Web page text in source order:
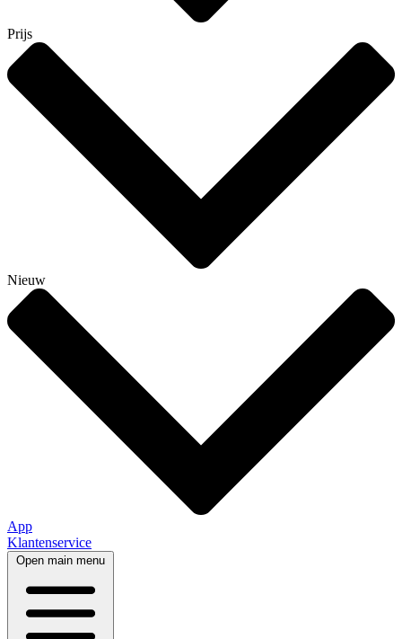
Prijs
Nieuw
App
Klantenservice
Open main menu